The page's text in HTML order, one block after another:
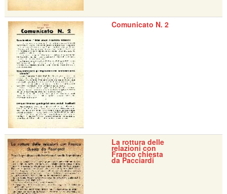
Comunicato N. 2
La rottura delle
relazioni con
Franco chiesta
da Pacciardi